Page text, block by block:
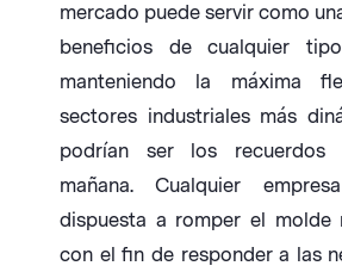
mercado puede servir como
beneficios de cualquier
manteniendo la máxima
sectores industriales más
podrían ser los recuerdos
mañana. Cualquier
dispuesta a romper el molde
con el fin de responder a las